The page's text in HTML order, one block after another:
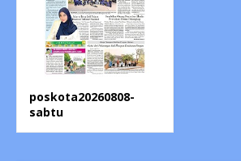
poskota20260808-
sabtu